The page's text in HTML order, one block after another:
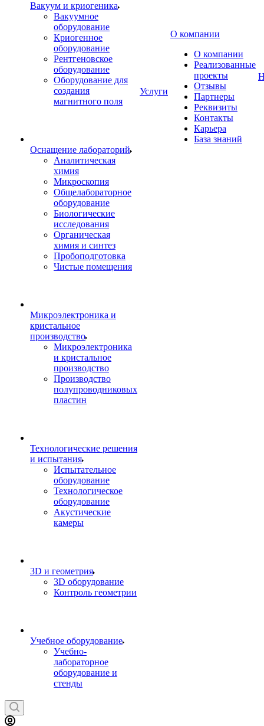
Вакуум и криогеника
Вакуумное
оборудование
Криогенное
оборудование
Рентгеновское
оборудование
Оборудование для
создания
магнитного поля
Оснащение лабораторий
Аналитическая
химия
Микроскопия
Общелабораторное
оборудование
Биологические
исследования
Органическая
химия и синтез
Пробоподготовка
Чистые помещения
Микроэлектроника и
кристальное
производство
Микроэлектроника
и кристальное
производство
Производство
полупроводниковых
пластин
Технологические решения
и испытания
Испытательное
оборудование
Технологическое
оборудование
Акустические
камеры
3D и геометрия
3D оборудование
Контроль геометрии
Учебное оборудование
Учебно-
лабораторное
оборудование и
стенды
Услуги
О компании
О компании
Реализованные
проекты
Отзывы
Партнеры
Реквизиты
Контакты
Карьера
База знаний